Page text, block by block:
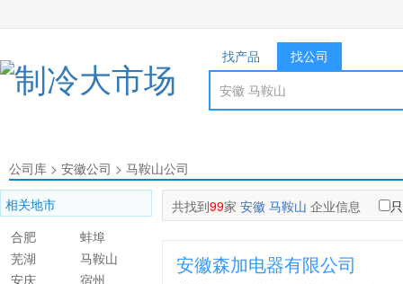
找产品 找公司
公司库 > 安徽公司 > 马鞍山公司
共找到99家 安徽 马鞍山 企业信息
安徽森加电器有限公司
相关地市
合肥
蚌埠
芜湖
马鞍山
安庆
宿州